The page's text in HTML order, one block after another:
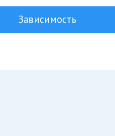
Зависимость